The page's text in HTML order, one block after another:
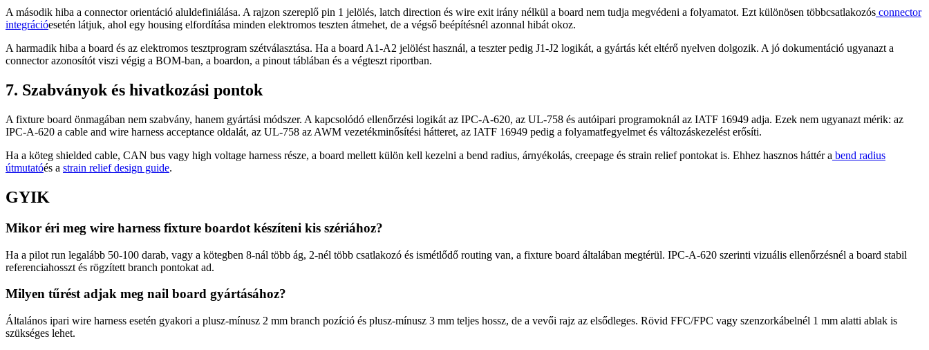
A második hiba a connector orientáció aluldefiniálása. A rajzon szereplő pin 1 jelölés, latch direction és wire exit irány nélkül a board nem tudja megvédeni a folyamatot. Ezt különösen többcsatlakozós connector
integrációesetén látjuk, ahol egy housing elfordítása minden elektromos teszten átmehet, de a végső beépítésnél azonnal hibát okoz.
A harmadik hiba a board és az elektromos tesztprogram szétválasztása. Ha a board A1-A2 jelölést használ, a teszter pedig J1-J2 logikát, a gyártás két eltérő nyelven dolgozik. A jó dokumentáció ugyanazt a
connector azonosítót viszi végig a BOM-ban, a boardon, a pinout táblában és a végteszt riportban.
7. Szabványok és hivatkozási pontok
A fixture board önmagában nem szabvány, hanem gyártási módszer. A kapcsolódó ellenőrzési logikát az IPC-A-620, az UL-758 és autóipari programoknál az IATF 16949 adja. Ezek nem ugyanazt mérik: az
IPC-A-620 a cable and wire harness acceptance oldalát, az UL-758 az AWM vezetékminősítési hátteret, az IATF 16949 pedig a folyamatfegyelmet és változáskezelést erősíti.
Ha a köteg shielded cable, CAN bus vagy high voltage harness része, a board mellett külön kell kezelni a bend radius, árnyékolás, creepage és strain relief pontokat is. Ehhez hasznos háttér a bend radius
útmutatóés a strain relief design guide.
GYIK
Mikor éri meg wire harness fixture boardot készíteni kis szériához?
Ha a pilot run legalább 50-100 darab, vagy a kötegben 8-nál több ág, 2-nél több csatlakozó és ismétlődő routing van, a fixture board általában megtérül. IPC-A-620 szerinti vizuális ellenőrzésnél a board stabil
referenciahosszt és rögzített branch pontokat ad.
Milyen tűrést adjak meg nail board gyártásához?
Általános ipari wire harness esetén gyakori a plusz-mínusz 2 mm branch pozíció és plusz-mínusz 3 mm teljes hossz, de a vevői rajz az elsődleges. Rövid FFC/FPC vagy szenzorkábelnél 1 mm alatti ablak is
szükséges lehet.